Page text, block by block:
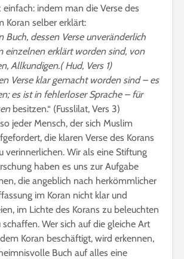
einfach: indem man die Verse des
Koran selber erklärt:
Buch, dessen Verse unveränderlich
einzelnen erklärt worden sind, von
Allkundigen.( Hud, Vers 1)
Verse klar gemacht worden sind – es
es ist in fehlerloser Sprache – für
besitzen.“ (Fusslilat, Vers 3)
jeder Mensch, der sich Muslim
die klaren Verse des Korans
verinnerlichen. Wir als eine Stiftung
haben es uns zur Aufgabe
die angeblich nach herkömmlicher
im Koran nicht klar und
im Lichte des Korans zu beleuchten
Wer sich auf die gleiche Art
Koran beschäftigt, wird erkennen,
Buch auf alles eine